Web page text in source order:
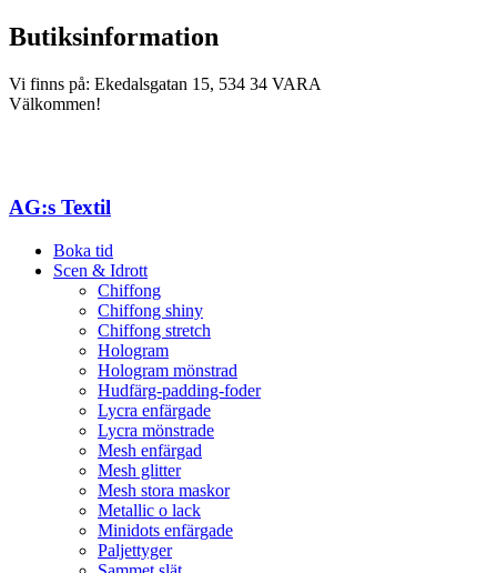
Butiksinformation
Vi finns på: Ekedalsgatan 15, 534 34 VARA
Välkommen!
AG:s Textil
Boka tid
Scen & Idrott
Chiffong
Chiffong shiny
Chiffong stretch
Hologram
Hologram mönstrad
Hudfärg-padding-foder
Lycra enfärgade
Lycra mönstrade
Mesh enfärgad
Mesh glitter
Mesh stora maskor
Metallic o lack
Minidots enfärgade
Paljettyger